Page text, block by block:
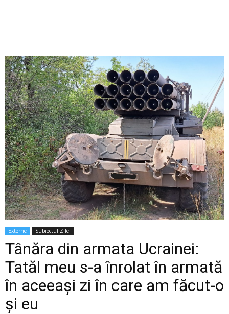
Externe Subiectul Zilei
Tânăra din armata Ucrainei:
Tatăl meu s-a înrolat în armată
în aceeași zi în care am făcut-o
și eu